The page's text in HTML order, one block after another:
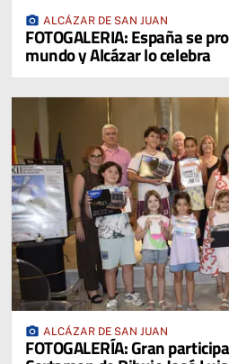
photo_camera ALCÁZAR DE SAN JUAN
FOTOGALERIA: España se
mundo y Alcázar lo celebra
photo_camera ALCÁZAR DE SAN JUAN
FOTOGALERÍA: Gran